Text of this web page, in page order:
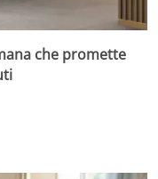
che promette